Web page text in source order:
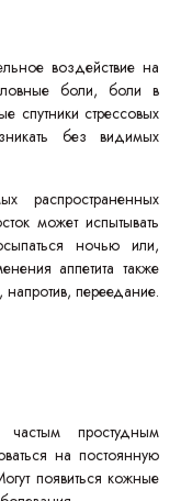
воздействие на
боли, боли в
спутники стрессовых
без видимых
может испытывать
ночью или,
аппетита также
напротив, переедание.
простудным
на постоянную
появиться кожные